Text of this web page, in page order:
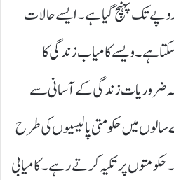
کا بل 10 ارب روپے تک پہنچ گیا ہے۔ ایسے حالات
ہے ۔ ویسے کامیاب زندگی کا
ضروریات زندگی کے آسانی سے
میں حکومتی پالیسیوں کی طرح
حکومتوں پر تکیہ کرتے رہے۔ کامیابی